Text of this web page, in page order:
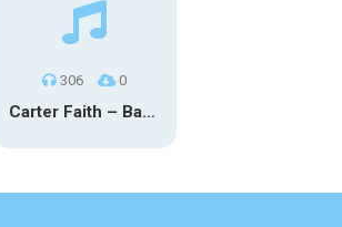
306 0
Carter Faith – Bar Star Vevo